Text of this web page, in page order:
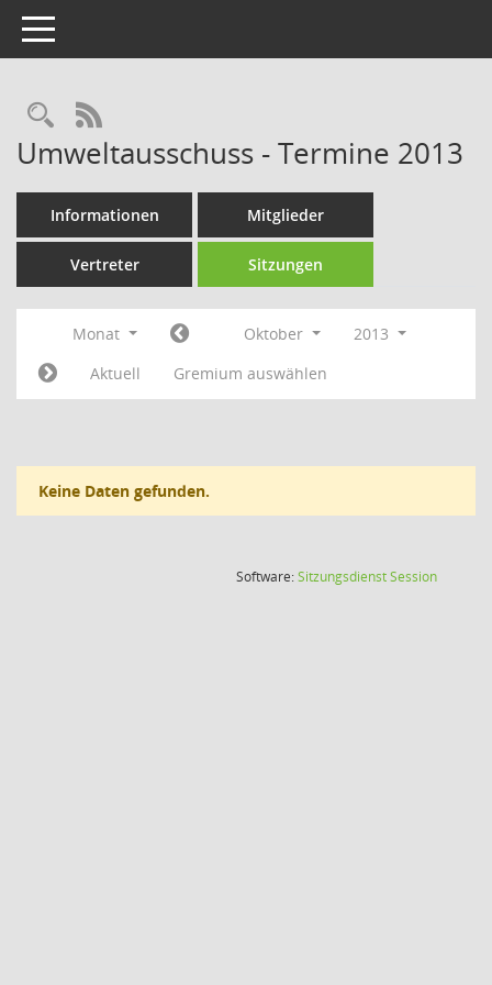
Toggle navigation
Rechercheauswahl
RSS-Feed
Umweltausschuss - Termine 2013
Informationen Mitglieder
Vertreter Sitzungen
Monat Oktober
2013
Aktuell
Gremium auswählen
Keine Daten gefunden.
Software:SitzungsdienstSession(Wird in